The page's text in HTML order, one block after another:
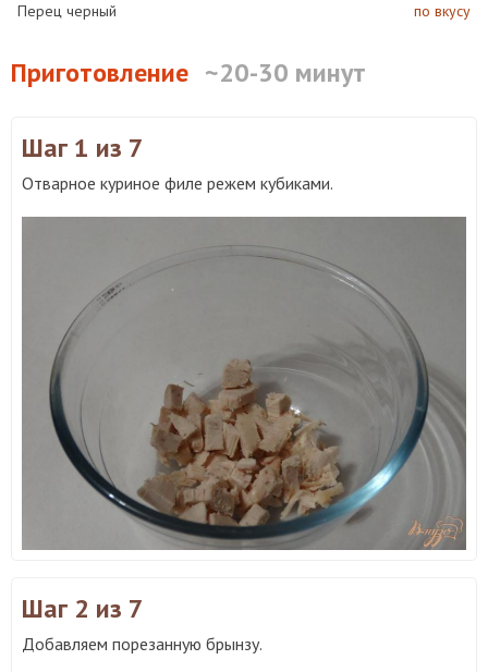
Перец черный
по вкусу
Приготовление ~20-30 минут
Шаг 1 из 7
Отварное куриное филе режем кубиками.
Шаг 2 из 7
Добавляем порезанную брынзу.